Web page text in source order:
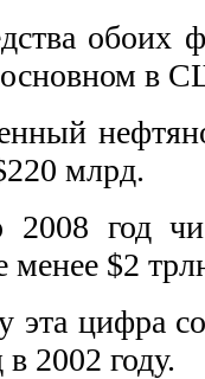
обоих
основном в
млрд.
год
менее $2
эта цифра
2002 году.